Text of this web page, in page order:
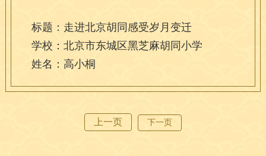
标题：走进北京胡同感受岁月变迁
学校：北京市东城区黑芝麻胡同小学
姓名：高小桐
上一页 下一页